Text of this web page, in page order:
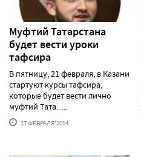
Муфтий Татарстана
будет вести уроки
тафсира
В пятницу, 21 февраля, в Казани
стартуют курсы тафсира,
которые будет вести лично
муфтий Тата......
17 ФЕВРАЛЯ'2014